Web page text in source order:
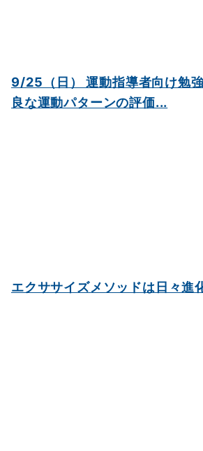
9/25（日） 運動指導者向け勉
良な運動パターンの評価...
エクササイズメソッドは日々進